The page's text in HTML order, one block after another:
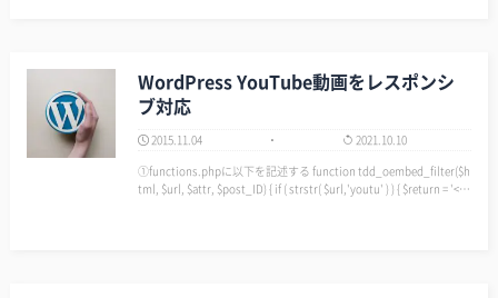
WordPress YouTube動画をレスポンシ
ブ対応
2015.11.04
2021.10.10
①functions.phpに以下を記述する function tdd_oembed_filter($h
tml, $url, $attr, $post_ID) { if ( strstr( $url,'youtu' ) ) { $return = '<di